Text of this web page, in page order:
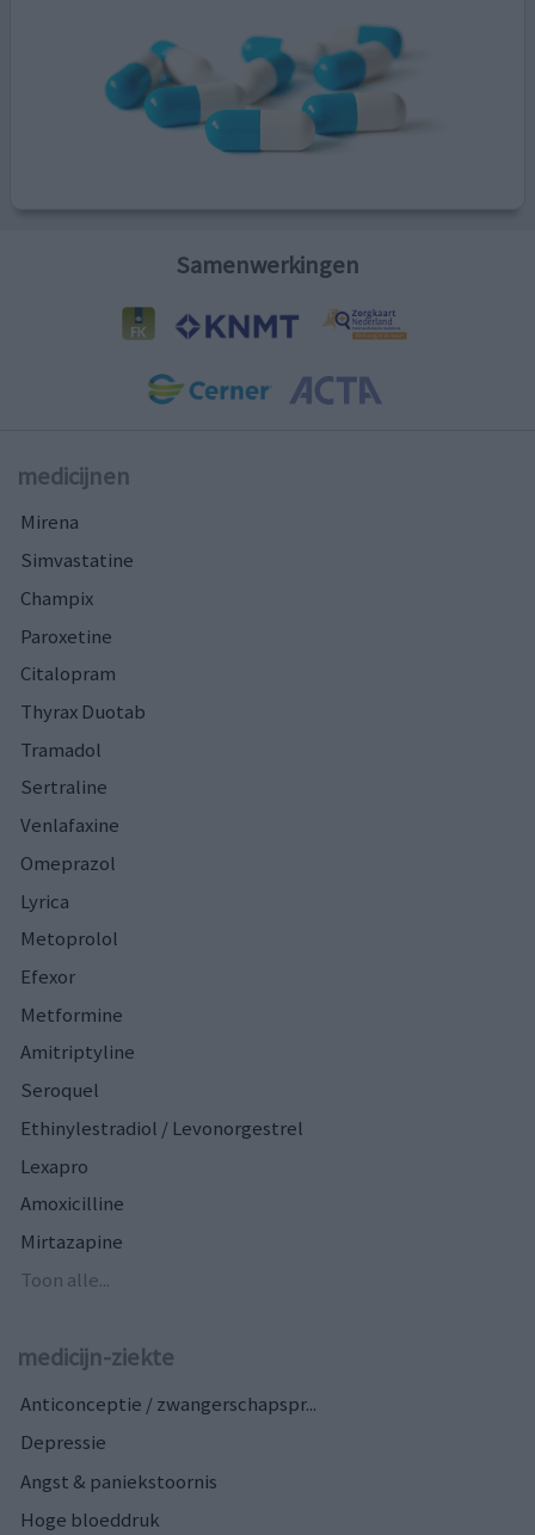
Samenwerkingen
medicijnen
Mirena
Simvastatine
Champix
Paroxetine
Citalopram
Thyrax Duotab
Tramadol
Sertraline
Venlafaxine
Omeprazol
Lyrica
Metoprolol
Efexor
Metformine
Amitriptyline
Seroquel
Ethinylestradiol / Levonorgestrel
Lexapro
Amoxicilline
Mirtazapine
Toon alle...
medicijn-ziekte
Anticonceptie / zwangerschapspr...
Depressie
Angst & paniekstoornis
Hoge bloeddruk